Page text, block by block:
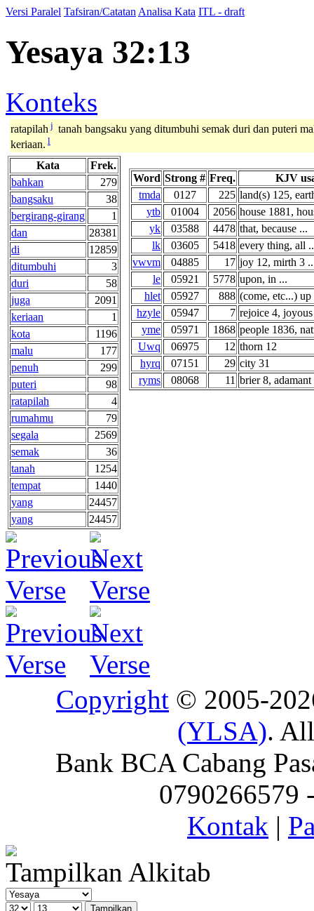
Versi Paralel Tafsiran/Catatan Analisa Kata ITL - draft
Yesaya 32:13
Konteks
ratapilah j tanah bangsaku yang ditumbuhi semak duri dan puteri
keriaan. l
Kata
Frek.
bahkan
279
bangsaku
38
bergirang-girang
1
dan
28381
di
12859
ditumbuhi
3
duri
58
juga
2091
keriaan
1
kota
1196
malu
177
penuh
299
puteri
98
ratapilah
4
rumahmu
79
segala
2569
semak
36
tanah
1254
tempat
1440
yang
24457
yang
24457
Word Strong # Freq.
KJV
tmda
0127 225 land(s) 125,
ytb
01004 2056 house 1881,
yk
03588 4478 that, because ...
lk
03605 5418 every thing, all
vwvm
04885 17 joy 12, mirth 3
le
05921 5778 upon, in ...
hlet
05927 888 (come, etc...)
hzyle
05947 7 rejoice 4,
yme
05971 1868 people 1836,
Uwq
06975 12 thorn 12
hyrq
07151 29 city 31
ryms
08068 11 brier 8, adamant
Copyright © 2005-
(YLSA).
Bank BCA Cabang
0790266579
Kontak |
Tampilkan Alkitab